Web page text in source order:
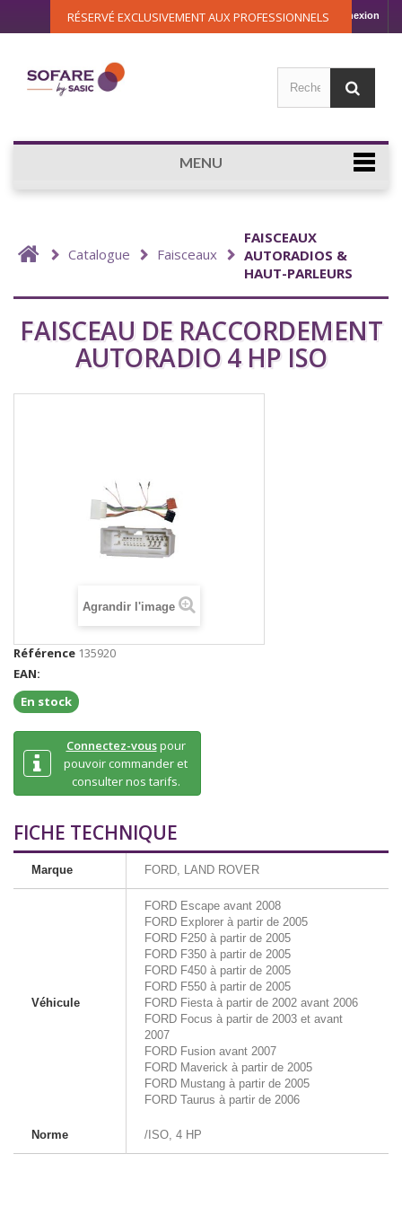
Connexion
RÉSERVÉ EXCLUSIVEMENT AUX PROFESSIONNELS
MENU
Catalogue Faisceaux
FAISCEAUX
AUTORADIOS &
HAUT-PARLEURS
FAISCEAU DE RACCORDEMENT
AUTORADIO 4 HP ISO
Agrandir l'image
Référence 135920
EAN:
En stock
Connectez-vouspour
pouvoir commander et
consulter nos tarifs.
FICHE TECHNIQUE
Marque FORD, LAND ROVER
Véhicule
FORD Escape avant 2008
FORD Explorer à partir de 2005
FORD F250 à partir de 2005
FORD F350 à partir de 2005
FORD F450 à partir de 2005
FORD F550 à partir de 2005
FORD Fiesta à partir de 2002 avant 2006
FORD Focus à partir de 2003 et avant
2007
FORD Fusion avant 2007
FORD Maverick à partir de 2005
FORD Mustang à partir de 2005
FORD Taurus à partir de 2006
Norme /ISO, 4 HP